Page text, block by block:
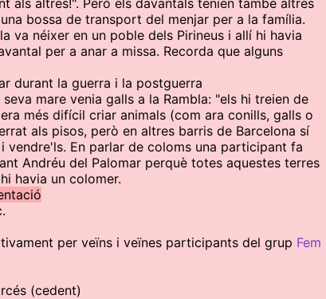
als altres!". Però els davantals tenien també altres
bossa de transport del menjar per a la família.
va néixer en un poble dels Pirineus i allí hi havia
per a anar a missa. Recorda que alguns
durant la guerra i la postguerra
mare venia galls a la Rambla: "els hi treien de
més difícil criar animals (com ara conills, galls o
als pisos, però en altres barris de Barcelona sí
vendre'ls. En parlar de coloms una participant fa
Andréu del Palomar perquè totes aquestes terres
havia un colomer.
per veïns i veïnes participants del grup Fem
(cedent)